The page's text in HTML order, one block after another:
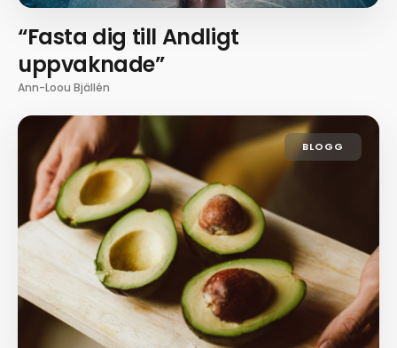
“Fasta dig till Andligt
uppvaknade”
Ann-Loou Bjällén
BLOGG